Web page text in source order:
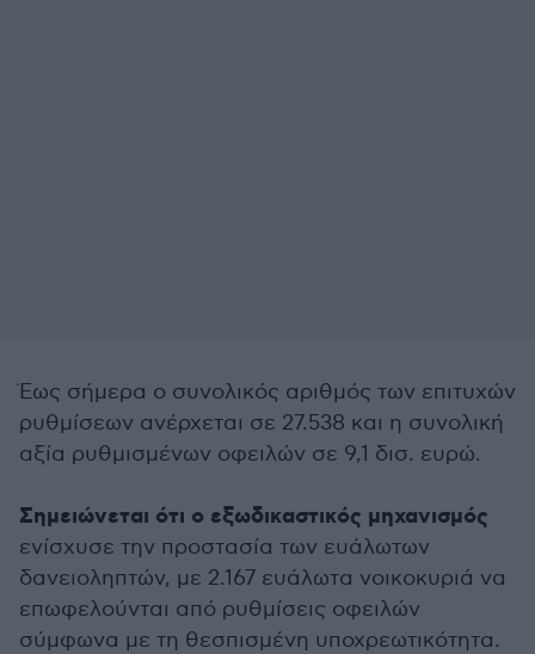
Έως σήμερα ο συνολικός αριθμός των επιτυχών
ρυθμίσεων ανέρχεται σε 27.538 και η συνολική
αξία ρυθμισμένων οφειλών σε 9,1 δισ. ευρώ.
Σημειώνεται ότι ο εξωδικαστικός μηχανισμός
ενίσχυσε την προστασία των ευάλωτων
δανειοληπτών, με 2.167 ευάλωτα νοικοκυριά να
επωφελούνται από ρυθμίσεις οφειλών
σύμφωνα με τη θεσπισμένη υποχρεωτικότητα.